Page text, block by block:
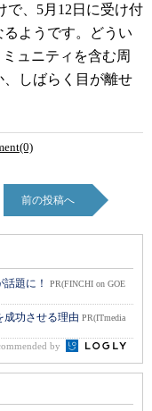
で、5月12日に受け付
ようです。どうい
ュニティを含む周
しばらく目が離せ
前の投稿へ
題に！
PR(FINCHI on GOE
功させる理由 PR(ITmedia
by